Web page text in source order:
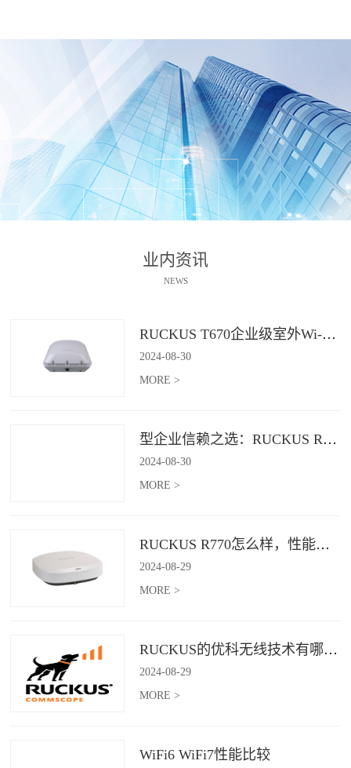
业内资讯
NEWS
RUCKUS T670企业级室外Wi-Fi 7解决方案：挑战室外环境，畅享高性能连接
2024-08-30
MORE >
型企业信赖之选：RUCKUS R760，安全稳定的Wi-Fi解决方案
2024-08-30
MORE >
RUCKUS R770怎么样，性能怎么样，好用吗？
2024-08-29
MORE >
RUCKUS的优科无线技术有哪些优缺点？
2024-08-29
MORE >
WiFi6 WiFi7性能比较